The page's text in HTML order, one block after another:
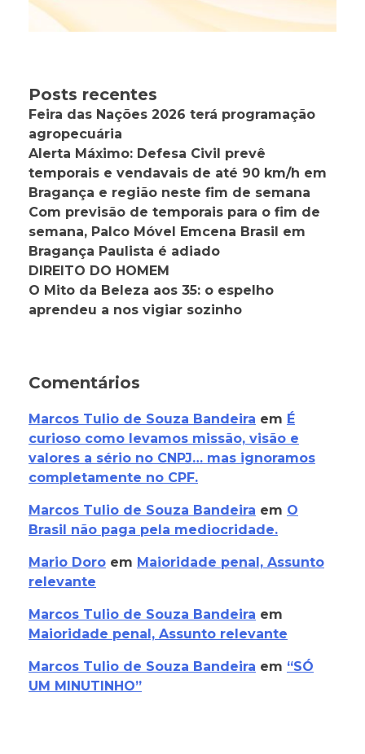
Posts recentes
Feira das Nações 2026 terá programação
agropecuária
Alerta Máximo: Defesa Civil prevê
temporais e vendavais de até 90 km/h em
Bragança e região neste fim de semana
Com previsão de temporais para o fim de
semana, Palco Móvel Emcena Brasil em
Bragança Paulista é adiado
DIREITO DO HOMEM
O Mito da Beleza aos 35: o espelho
aprendeu a nos vigiar sozinho
Comentários
Marcos Tulio de Souza Bandeira em É
curioso como levamos missão, visão e
valores a sério no CNPJ… mas ignoramos
completamente no CPF.
Marcos Tulio de Souza Bandeira em O
Brasil não paga pela mediocridade.
Mario Doro em Maioridade penal, Assunto
relevante
Marcos Tulio de Souza Bandeira em
Maioridade penal, Assunto relevante
Marcos Tulio de Souza Bandeira em “SÓ
UM MINUTINHO”